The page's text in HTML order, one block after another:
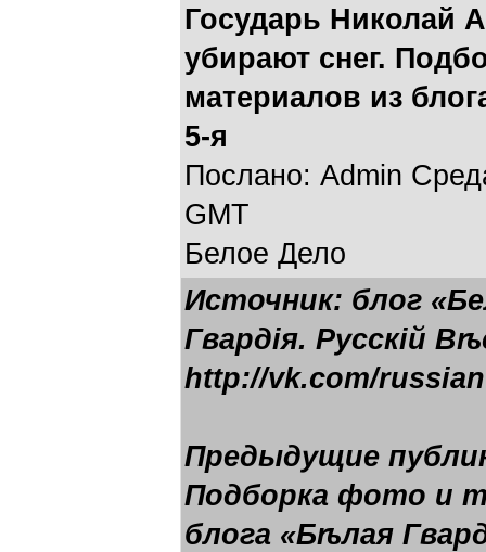
Государь Николай
убирают снег.
материалов из
5-я
Послано: Admin
GMT
Белое Дело
Источник: блог
Гвардія. Русскій
http://vk.com/
Предыдущие
Подборка фото и
блога «Бѣлая